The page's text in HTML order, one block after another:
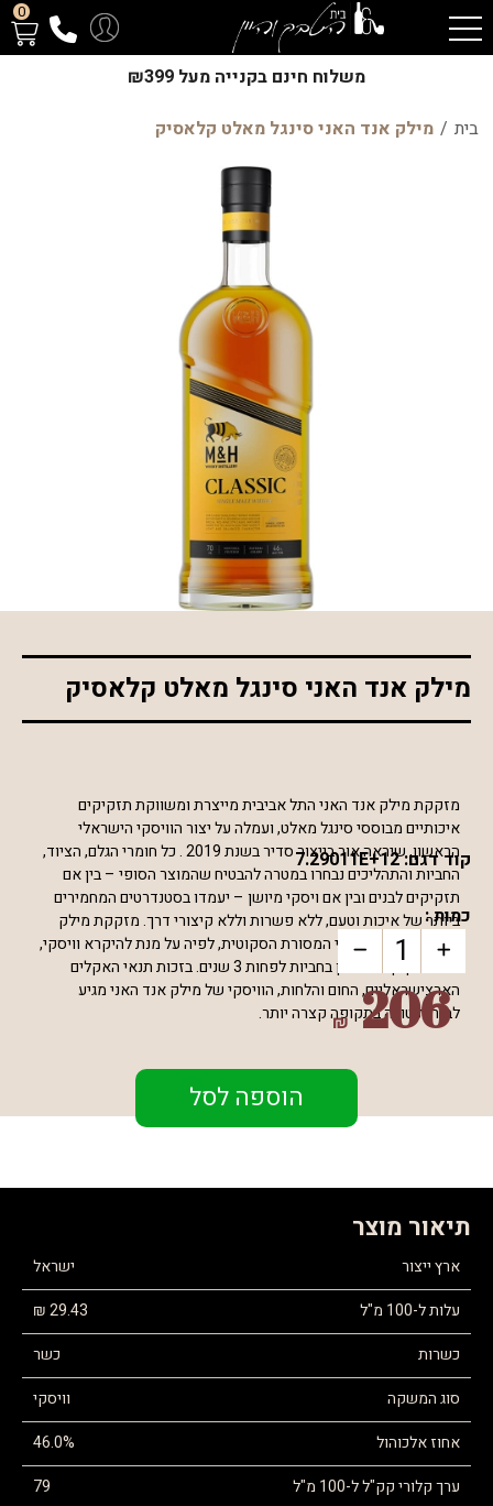
0
משלוח חינם בקנייה מעל ₪399
בית / מילק אנד האני סינגל מאלט קלאסיק
מילק אנד האני סינגל מאלט קלאסיק
מזקקת מילק אנד האני התל אביבית מייצרת ומשווקת תזקיקים
איכותיים מבוססי סינגל מאלט, ועמלה על יצור הוויסקי הישראלי
הראשון, שיראה אור בייצור סדיר בשנת 2019 . כל חומרי הגלם, הציוד,
החביות והתהליכים נבחרו במטרה להבטיח שהמוצר הסופי – בין אם
תזקיקים לבנים ובין אם ויסקי מיושן – יעמדו בסטנדרטים המחמירים
ביותר של איכות וטעם, ללא פשרות וללא קיצורי דרך. מזקקת מילק
אנד האני פועלת לפי המסורת הסקוטית, לפיה על מנת להיקרא וויסקי,
על התזקיק להתיישן בחביות לפחות 3 שנים. בזכות תנאי האקלים
הארצישראליים, החום והלחות, הוויסקי של מילק אנד האני מגיע
לבגרות טובה בתקופה קצרה יותר.
קוד דגם:7.29011E+12
כמות :
206
₪
הוספה לסל
תיאור מוצר
ארץ ייצור
ישראל
עלות ל-100 מ"ל
29.43 ₪
כשרות
כשר
סוג המשקה
וויסקי
אחוז אלכוהול
46.0%
ערך קלורי קק"ל ל-100 מ"ל
79